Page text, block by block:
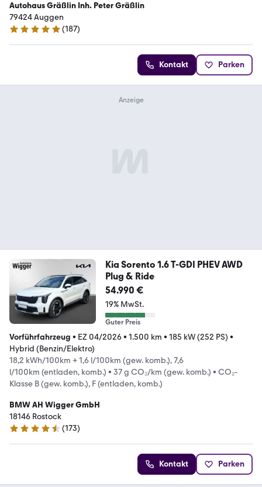
Autohaus Gräßlin Inh. Peter Gräßlin
79424 Auggen
4.9 Sterne
(187)
Kontakt Parken
Kia Sorento 1.6 T-GDI PHEV AWD
Plug & Ride
54.990 €
19% MwSt.
Guter Preis
Vorführfahrzeug • EZ 04/2026• 1.500 km • 185 kW (252 PS) •
Hybrid (Benzin/Elektro)
18,2 kWh/100km + 1,6 l/100km (gew. komb.), 7,6
l/100km (entladen, komb.) • 37 g CO₂/km (gew. komb.) • CO₂-
Klasse B (gew. komb.), F (entladen, komb.)
BMW AH Wigger GmbH
18146 Rostock
4.5 Sterne
(173)
Kontakt Parken